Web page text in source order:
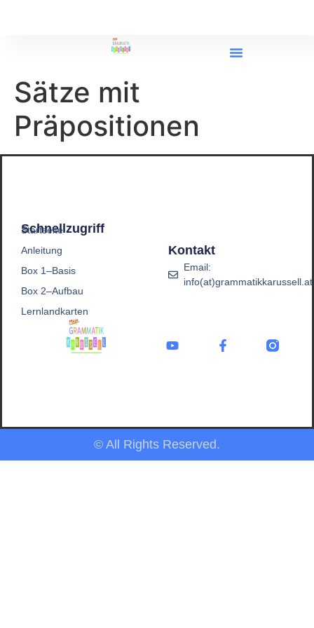
Sätze mit
Präpositionen
Schnellzugriff
Startseite
Anleitung
Box 1–Basis
Box 2–Aufbau
Lernlandkarten
Kontakt
Email:
info(at)grammatikkarussell.at
© All Rights Reserved.